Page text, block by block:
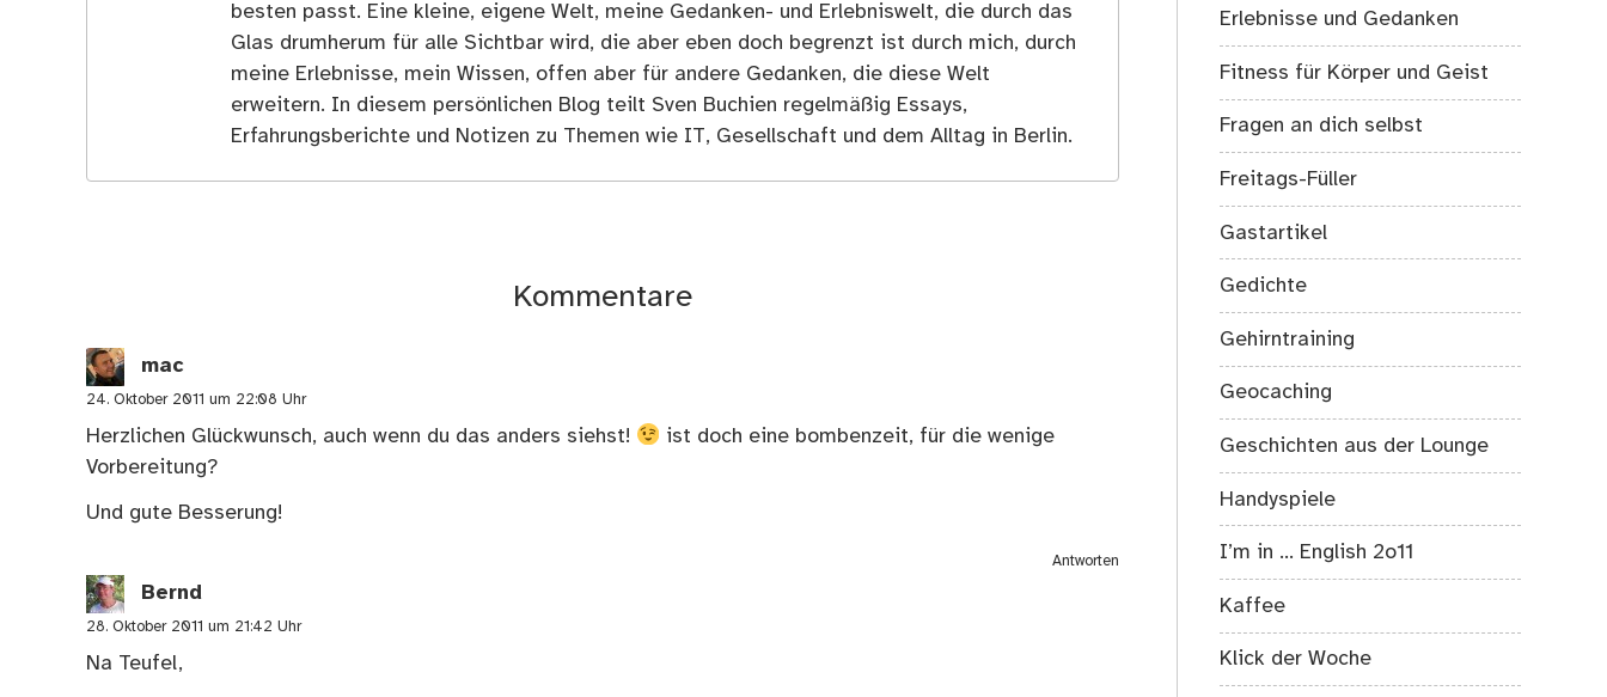
besten passt. Eine kleine, eigene Welt, meine Gedanken- und Erlebniswelt, die durch das
Glas drumherum für alle Sichtbar wird, die aber eben doch begrenzt ist durch mich, durch
meine Erlebnisse, mein Wissen, offen aber für andere Gedanken, die diese Welt
erweitern. In diesem persönlichen Blog teilt Sven Buchien regelmäßig Essays,
Erfahrungsberichte und Notizen zu Themen wie IT, Gesellschaft und dem Alltag in Berlin.
Kommentare
mac
24. Oktober 2011 um 22:08 Uhr
Herzlichen Glückwunsch, auch wenn du das anders siehst!
ist doch eine bombenzeit, für die wenige
Vorbereitung?
Und gute Besserung!
Antworten
Bernd
28. Oktober 2011 um 21:42 Uhr
Na Teufel,
Erlebnisse und Gedanken
Fitness für Körper und Geist
Fragen an dich selbst
Freitags-Füller
Gastartikel
Gedichte
Gehirntraining
Geocaching
Geschichten aus der Lounge
Handyspiele
I’m in … English 2o11
Kaffee
Klick der Woche